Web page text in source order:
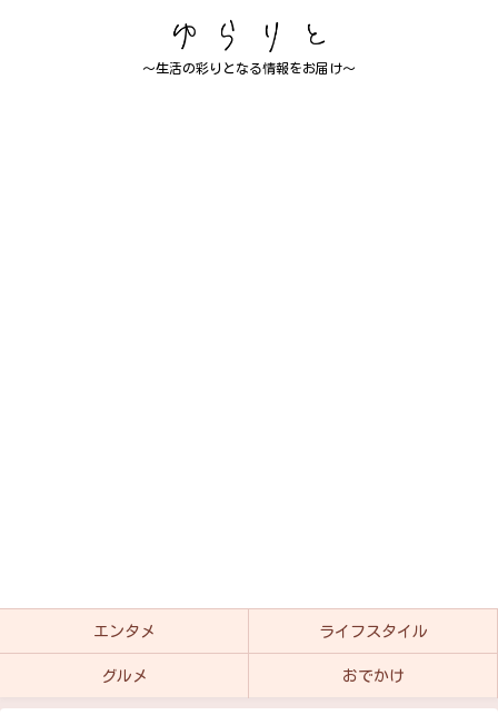
～生活の彩りとなる情報をお届け～
エンタメ ライフスタイル
グルメ おでかけ